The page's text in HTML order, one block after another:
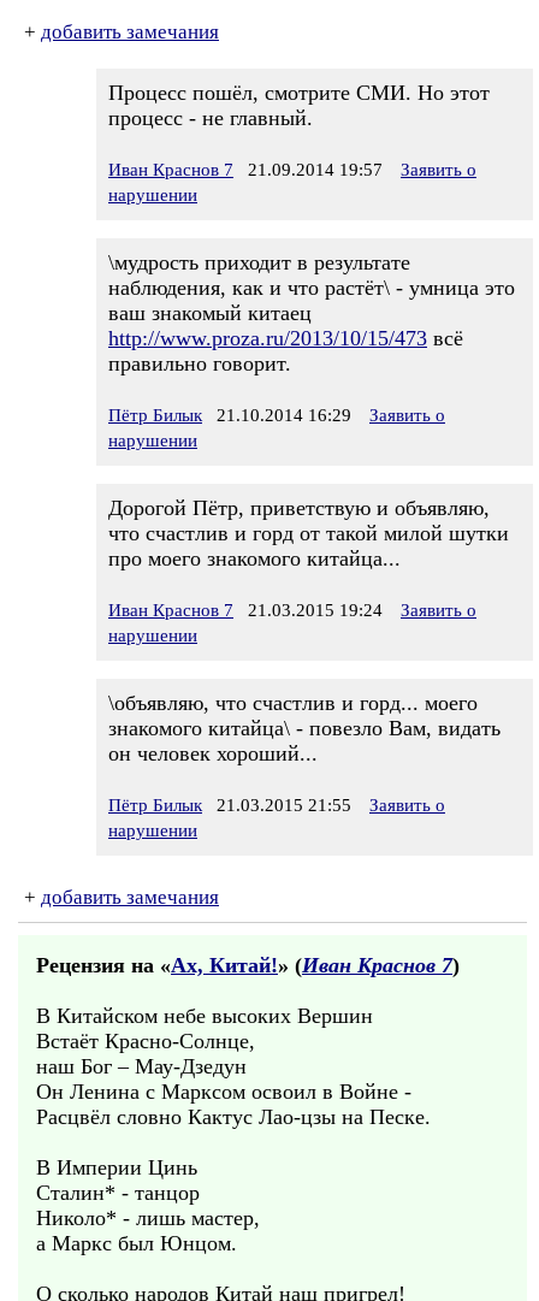
+ добавить замечания
Процесс пошёл, смотрите СМИ. Но этот
процесс - не главный.
Иван Краснов 7 21.09.2014 19:57
Заявить о
нарушении
\мудрость приходит в результате
наблюдения, как и что растёт\ - умница это
ваш знакомый китаец
http://www.proza.ru/2013/10/15/473 всё
правильно говорит.
Пётр Билык 21.10.2014 16:29
Заявить о
нарушении
Дорогой Пётр, приветствую и объявляю,
что счастлив и горд от такой милой шутки
про моего знакомого китайца...
Иван Краснов 7 21.03.2015 19:24
Заявить о
нарушении
\объявляю, что счастлив и горд... моего
знакомого китайца\ - повезло Вам, видать
он человек хороший...
Пётр Билык 21.03.2015 21:55
Заявить о
нарушении
+ добавить замечания
Рецензия на «Ах, Китай!» (Иван Краснов 7)
В Китайском небе высоких Вершин
Встаёт Красно-Солнце,
наш Бог – Мау-Дзедун
Он Ленина с Марксом освоил в Войне -
Расцвёл словно Кактус Лао-цзы на Песке.
В Империи Цинь
Сталин* - танцор
Николо* - лишь мастер,
а Маркс был Юнцом.
О сколько народов Китай наш пригрел!